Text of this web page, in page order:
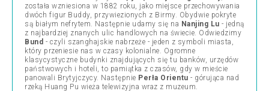
została wzniesiona w 1882 roku, jako miejsce przechowywania
dwóch figur Buddy, przywiezionych z Birmy. Obydwie pokryte
są białym nefrytem. Następnie udamy się na Nanjing Lu - jedną
z najbardziej znanych ulic handlowych na świecie. Odwiedzimy
Bund - czyli szanghajskie nabrzeże - jeden z symboli miasta,
który przeniesie nas w czasy kolonialne. Ogromne
klasycystyczne budynki znajdujących się tu banków, urzędów
państwowych i hoteli, to pamiątka z czasów, gdy w mieście
panowali Brytyjczycy. Następnie Perła Orientu - górująca nad
rzeką Huang Pu wieża telewizyjna wraz z muzeum.